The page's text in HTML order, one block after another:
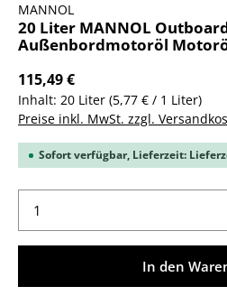
MANNOL
20 Liter MANNOL
Außenbordmotoröl
115,49 €
Inhalt: 20 Liter (5,77 € / 1 Liter)
Preise inkl. MwSt. zzgl.
Sofort verfügbar, Lieferzeit:
Produkt Anzahl: Gib den
In den